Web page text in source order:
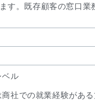
。既存顧客の窓口業
ベル
商社での就業経験があ